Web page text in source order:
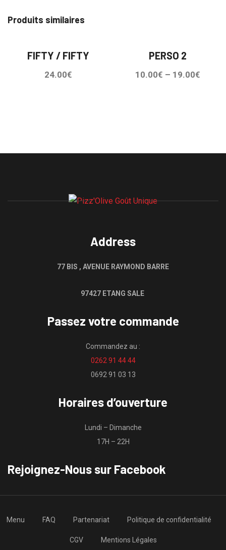
Produits similaires
FIFTY / FIFTY
24.00€
PERSO 2
10.00€ – 19.00€
Address
77 BIS , AVENUE RAYMOND BARRE
97427 ETANG SALE
Passez votre commande
Commandez au :
0262 91 44 44
0692 91 03 13
Horaires d’ouverture
Lundi – Dimanche
17H – 22H
Rejoignez-Nous sur Facebook
Menu FAQ Partenariat Politique de confidentialité
CGV Mentions Légales